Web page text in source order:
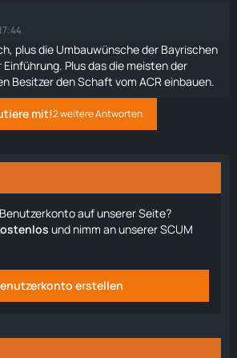
plus die Umbauwünsche der Bayrischen
Einführung. Plus das die meisten der
Besitzer den Schaft vom ACR einbauen.
mit!2 weitere Antworten
auf unserer Seite?
und nimm an unserer SCUM
erstellen